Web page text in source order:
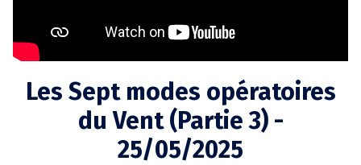
Les Sept modes opératoires
du Vent (Partie 3) -
25/05/2025